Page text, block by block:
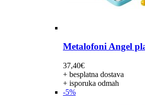
Metalofoni Angel
37,40€
+ besplatna dostava
+ isporuka odmah
-5%